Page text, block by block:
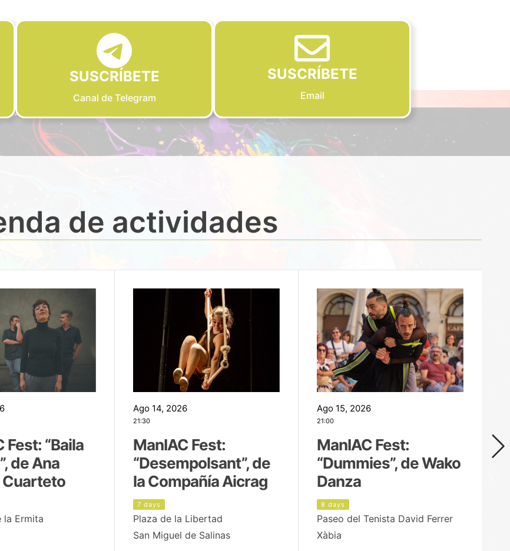
SUSCRÍBETE
Canal de Telegram
SUSCRÍBETE
Email
de actividades
Fest: “Baila
de Ana
Cuarteto
la Ermita
Ago 14, 2026
21:30
ManIAC Fest:
“Desempolsant”, de
la Compañía Aicrag
7 days
Plaza de la Libertad
San Miguel de Salinas
Ago 15, 2026
21:00
ManIAC Fest:
“Dummies”, de Wako
Danza
8 days
Paseo del Tenista David Ferrer
Xàbia